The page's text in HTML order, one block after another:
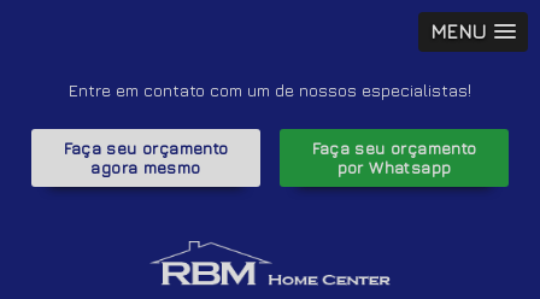
MENU
Entre em contato com um de nossos especialistas!
Faça seu orçamento
agora mesmo
Faça seu orçamento
por Whatsapp